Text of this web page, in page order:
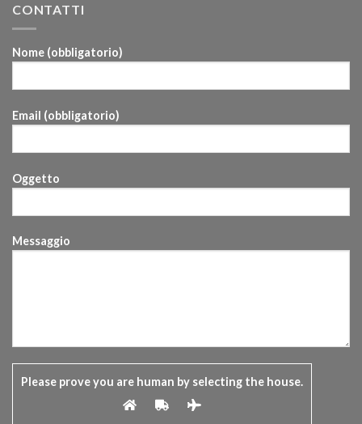
CONTATTI
Nome (obbligatorio)
Email (obbligatorio)
Oggetto
Messaggio
Please prove you are human by selecting the house.